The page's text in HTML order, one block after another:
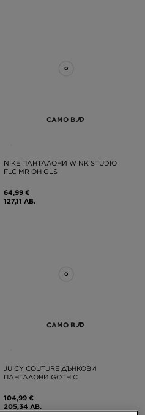
САМО В
NIKE ПАНТАЛОНИ W NK STUDIO
FLC MR OH GLS
64,99 €
127,11 ЛВ.
САМО В
JUICY COUTURE ДЪНКОВИ
ПАНТАЛОНИ GOTHIC
104,99 €
205,34 ЛВ.